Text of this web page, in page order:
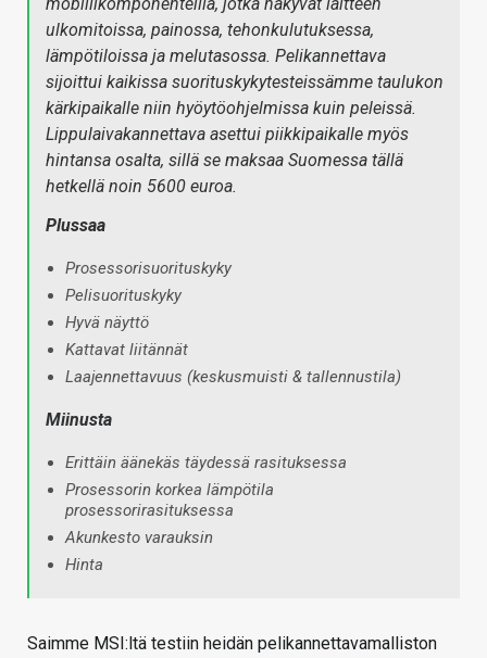
mobiilikomponenteilla, jotka näkyvät laitteen
ulkomitoissa, painossa, tehonkulutuksessa,
lämpötiloissa ja melutasossa. Pelikannettava
sijoittui kaikissa suorituskykytesteissämme taulukon
kärkipaikalle niin hyöytöohjelmissa kuin peleissä.
Lippulaivakannettava asettui piikkipaikalle myös
hintansa osalta, sillä se maksaa Suomessa tällä
hetkellä noin 5600 euroa.
Plussaa
Prosessorisuorituskyky
Pelisuorituskyky
Hyvä näyttö
Kattavat liitännät
Laajennettavuus (keskusmuisti & tallennustila)
Miinusta
Erittäin äänekäs täydessä rasituksessa
Prosessorin korkea lämpötila
prosessorirasituksessa
Akunkesto varauksin
Hinta
Saimme MSI:ltä testiin heidän pelikannettavamalliston